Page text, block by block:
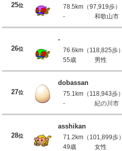
25位
78.5km（97,919歩）
-
和歌山市
26位
-
76.6km（118,825歩）
55歳
男性
27位
dobassan
75.1km（118,943歩）
-
紀の川市
28位
asshikan
71.2km（101,899歩）
49歳
女性